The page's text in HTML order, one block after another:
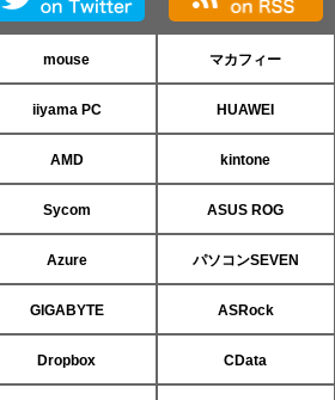
mouse マカフィー
iiyama PC HUAWEI
AMD kintone
Sycom ASUS ROG
Azure パソコンSEVEN
GIGABYTE ASRock
Dropbox CData